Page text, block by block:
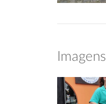
Imagens